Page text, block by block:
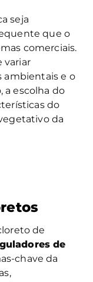
seja
que o
comerciais.
variar
ambientais e o
a escolha do
do
da
de
de
chave da